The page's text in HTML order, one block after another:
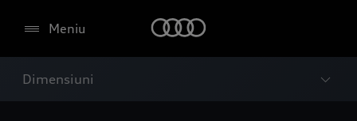
Meniu
Dimensiuni